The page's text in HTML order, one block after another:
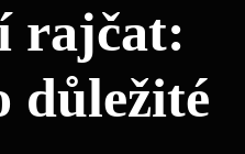
rajčat:
důležité